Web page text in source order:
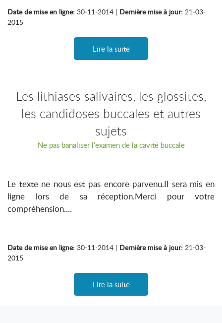
Date de mise en ligne: 30-11-2014 | Dernière mise à jour: 21-03-
2015
Lire la suite
Les lithiases salivaires, les glossites,
les candidoses buccales et autres
sujets
Ne pas banaliser l’examen de la cavité buccale
Le texte ne nous est pas encore parvenu.Il sera mis en
ligne lors de sa réception.Merci pour votre
compréhension....
Date de mise en ligne: 30-11-2014 | Dernière mise à jour: 21-03-
2015
Lire la suite